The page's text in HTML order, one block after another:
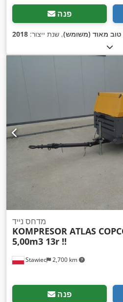
פנה
מאוד (משומש), שנת ייצור: 2018
Stawiec 2,700 km
מדחס נייד
KOMPRESOR ATLAS
5,00m3 13r !!
פנה